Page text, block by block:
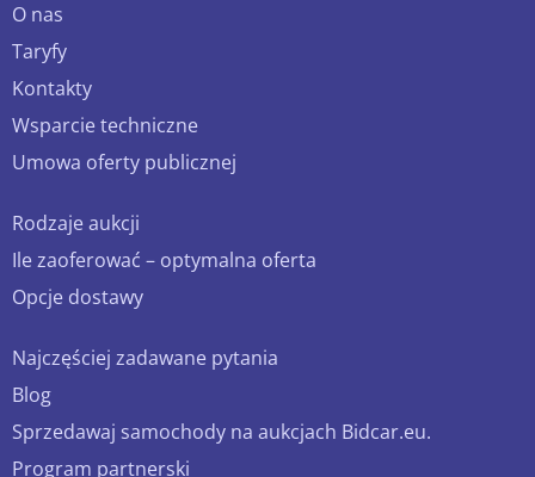
O nas
Taryfy
Kontakty
Wsparcie techniczne
Umowa oferty publicznej
Rodzaje aukcji
Ile zaoferować – optymalna oferta
Opcje dostawy
Najczęściej zadawane pytania
Blog
Sprzedawaj samochody na aukcjach Bidcar.eu.
Program partnerski